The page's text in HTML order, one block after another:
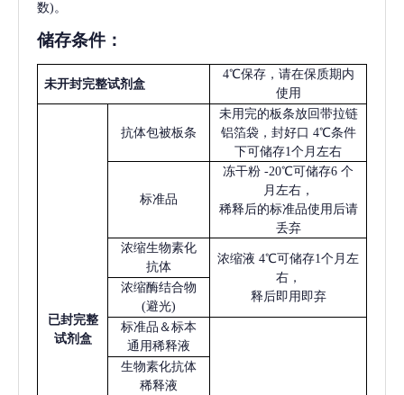
数)。
储存条件：
未开封完整试剂盒
4℃保存，请在保质期内
使用
已封完整
试剂盒
抗体包被板条
未用完的板条放回带拉链
铝箔袋，封好口 4℃条件
下可储存1个月左右
标准品
冻干粉 -20℃可储存6 个
月左右，
稀释后的标准品使用后请
丢弃
浓缩生物素化
抗体
浓缩液 4℃可储存1个月左
右，
释后即用即弃
浓缩酶结合物
(避光)
标准品＆标本
通用稀释液
生物素化抗体
稀释液